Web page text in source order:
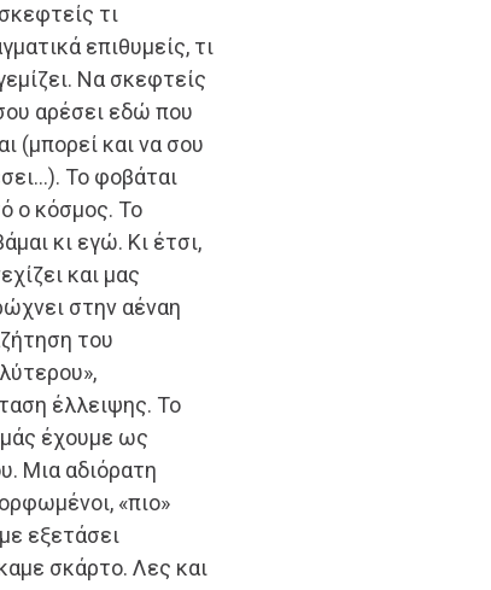
τι
επιθυμείς, τι
Να σκεφτείς
αρέσει εδώ που
(μπορεί και να σου
Το φοβάται
ο κόσμος. Το
κι εγώ. Κι έτσι,
και μας
στην αέναη
του
έλλειψης. Το
έχουμε ως
Μια αδιόρατη
«πιο»
εξετάσει
σκάρτο. Λες και